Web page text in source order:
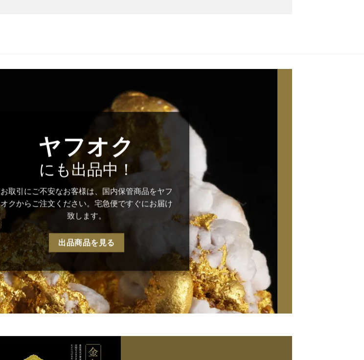
ヤフオク
にも出品中！
お取引にご不安なお客様は、国内保管商品をヤフ
オクからご注文ください。宅急便ですぐにお届け
致します。
出品商品を見る